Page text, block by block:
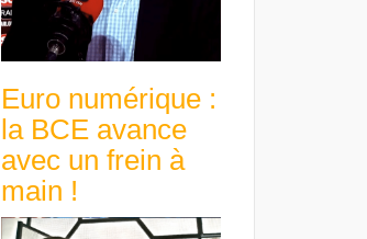
Euro numérique :
la BCE avance
avec un frein à
main !